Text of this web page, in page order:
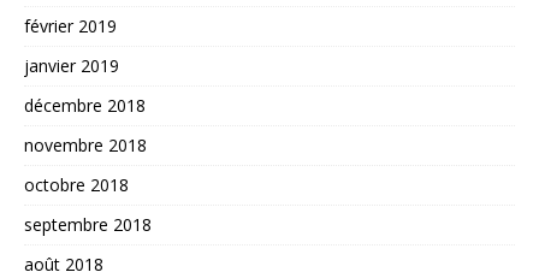
février 2019
janvier 2019
décembre 2018
novembre 2018
octobre 2018
septembre 2018
août 2018